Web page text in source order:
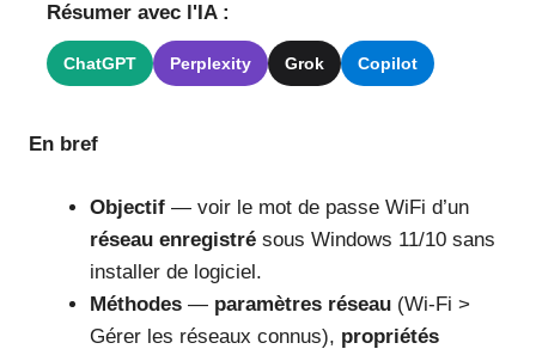
Résumer avec l'IA :
ChatGPT Perplexity Grok Copilot
En bref
Objectif — voir le mot de passe WiFi d’un
réseau enregistré sous Windows 11/10 sans
installer de logiciel.
Méthodes — paramètres réseau (Wi-Fi >
Gérer les réseaux connus), propriétés